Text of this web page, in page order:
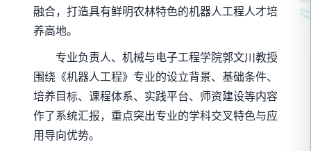
融合，打造具有鲜明农林特色的机器人工程人才培
养高地。
专业负责人、机械与电子工程学院郭文川教授
围绕《机器人工程》专业的设立背景、基础条件、
培养目标、课程体系、实践平台、师资建设等内容
作了系统汇报，重点突出专业的学科交叉特色与应
用导向优势。